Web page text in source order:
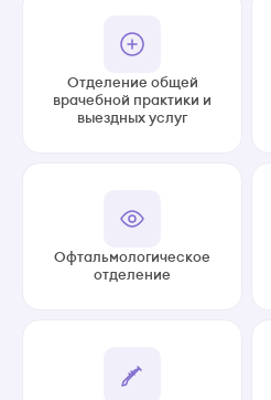
Отделение общей
врачебной практики и
выездных услуг
Офтальмологическое
отделение